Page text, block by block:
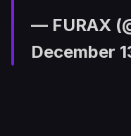
— FURAX
December